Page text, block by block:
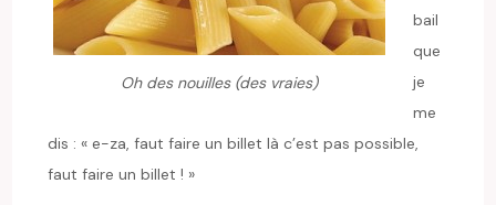
Oh des nouilles (des vraies)
bail
que
je
me
dis : « e-za, faut faire un billet là c’est pas possible,
faut faire un billet ! »